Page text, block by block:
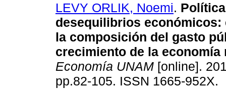
LEVY ORLIK, Noemi.
desequilibrios económicos:
la composición del gasto
crecimiento de la economía
Economía UNAM [online].
pp.82-105. ISSN 1665-952X.